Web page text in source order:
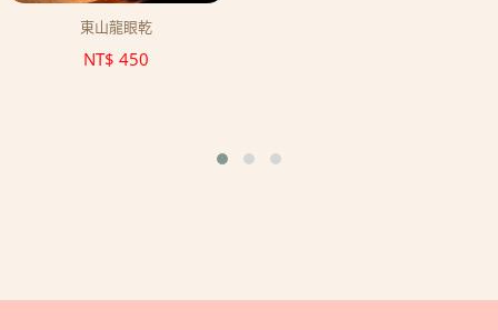
東山龍眼乾
NT$ 450